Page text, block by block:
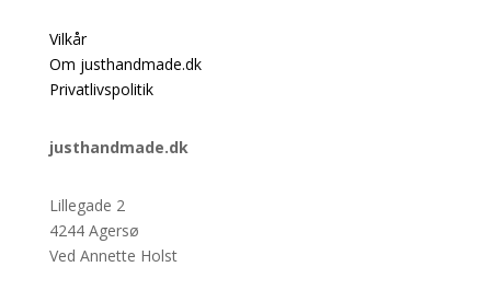
Vilkår
Om justhandmade.dk
Privatlivspolitik
justhandmade.dk
Lillegade 2
4244 Agersø
Ved Annette Holst